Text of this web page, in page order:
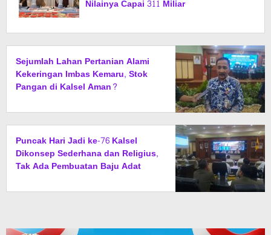
Nilainya Capai 311 Miliar
Sejumlah Lahan Pertanian Alami
Kekeringan Imbas Kemaru, Stok
Pangan di Kalsel Aman?
Puncak Hari Jadi ke-76 Kalsel
Dikonsep Sederhana dan Religius,
Tak Ada Pembuatan Baju Adat